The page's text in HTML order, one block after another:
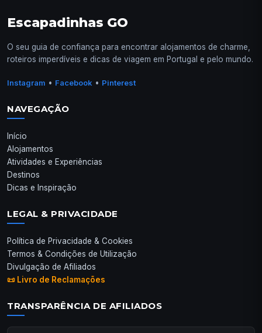
Escapadinhas GO
O seu guia de confiança para encontrar alojamentos de charme,
roteiros imperdíveis e dicas de viagem em Portugal e pelo mundo.
Instagram • Facebook • Pinterest
NAVEGAÇÃO
Início
Alojamentos
Atividades e Experiências
Destinos
Dicas e Inspiração
LEGAL & PRIVACIDADE
Política de Privacidade & Cookies
Termos & Condições de Utilização
Divulgação de Afiliados
📜 Livro de Reclamações
TRANSPARÊNCIA DE AFILIADOS